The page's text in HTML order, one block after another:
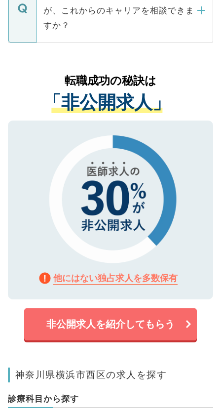
みを人材紹介会社に依頼するケースが増え
ています。
ますので、ご安心ください。
などで収集したご登録者様の個人情報は、
ご本人のキャリアアップおよび転職活動の
支援を目的に使用いたします。お預かりし
ているすべての個人データはご本人の許可
は、個人情報の取り扱いについての厳密な
管理基準を満たした事業者のみに付与され
る、プライバシーマークを取得済みです。
ご登録いただいた個人情報は、SSL（デー
で、機密保持に関してもご安心ください。
が、これからのキャリアを相談できま
すか？
かがいして、現在の医療機関の状況や紹介
経験をまじえながら、適切なアドバイスを
させていただきます。すぐにご転職をされ
ない方には、長期的なサポートが可能です
ので、まずはご登録ください。
転職成功の秘訣は
「非公開求人」
他にはない独占求人を多数保有
非公開求人を紹介してもらう
神奈川県横浜市西区の求人を探す
診療科目から探す